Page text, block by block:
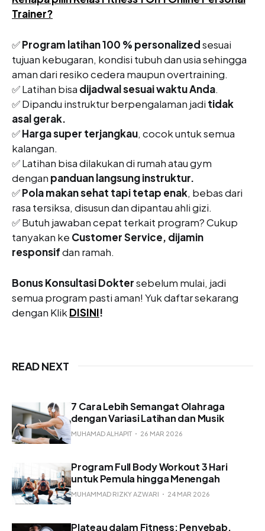
Trainer?
✅Program latihan 100 % personalizedsesuai
tujuan kebugaran, kondisi tubuh dan usia sehingga
aman dari resiko cedera maupun overtraining.
✅ Latihan bisa dijadwal sesuai waktu Anda.
✅ Dipandu instruktur berpengalaman jadi tidak
asal gerak.
✅Harga super terjangkau, cocok untuk semua
kalangan.
✅ Latihan bisa dilakukan di rumah atau gym
dengan panduan langsung instruktur.
✅Pola makan sehat tapi tetap enak, bebas dari
rasa tersiksa, disusun dan dipantau ahli gizi.
✅ Butuh jawaban cepat terkait program? Cukup
tanyakan ke Customer Service, dijamin
responsifdan ramah.
Bonus Konsultasi Doktersebelum mulai, jadi
semua program pasti aman! Yuk daftar sekarang
dengan Klik DISINI!
READ NEXT
7 Cara Lebih Semangat Olahraga
dengan Variasi Latihan dan Musik
MUHAMAD ALHAPIT 26 MAR 2026
Program Full Body Workout 3 Hari
untuk Pemula hingga Menengah
MUHAMMAD RIZKY AZWARI 24 MAR 2026
Plateau dalam Fitness: Penyebab,